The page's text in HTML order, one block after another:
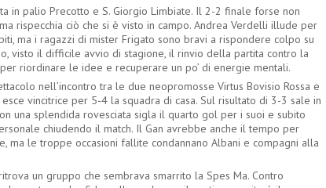
in palio Precotto e S. Giorgio Limbiate. Il 2-2 finale forse non
rispecchia ciò che si è visto in campo. Andrea Verdelli illude per
ma i ragazzi di mister Frigato sono bravi a rispondere colpo su
visto il difficile avvio di stagione, il rinvio della partita contro la
riordinare le idee e recuperare un po’ di energie mentali.
nell’incontro tra le due neopromosse Virtus Bovisio Rossa e
vincitrice per 5-4 la squadra di casa. Sul risultato di 3-3 sale in
una splendida rovesciata sigla il quarto gol per i suoi e subito
chiudendo il match. Il Gan avrebbe anche il tempo per
ma le troppe occasioni fallite condannano Albani e compagni alla
un gruppo che sembrava smarrito la Spes Ma. Contro